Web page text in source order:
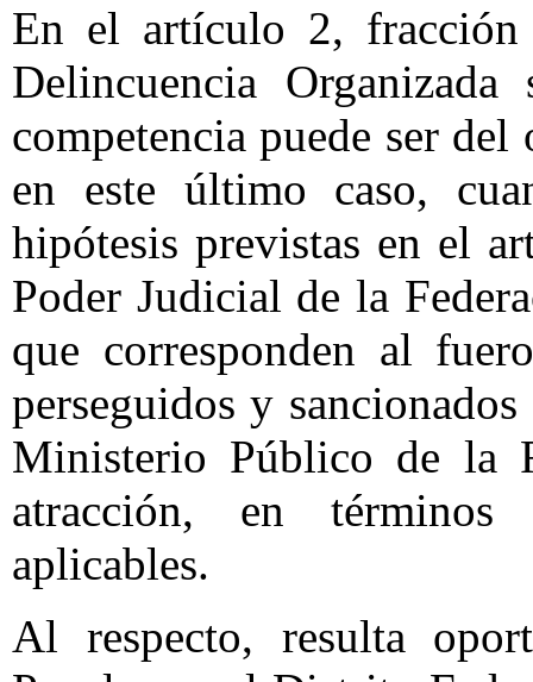
En el artículo 2,
Delincuencia
competencia puede ser
en este último caso,
hipótesis previstas en el
Poder Judicial de la
que corresponden al
perseguidos y
Ministerio Público de la
atracción, en
aplicables.
Al respecto, resulta